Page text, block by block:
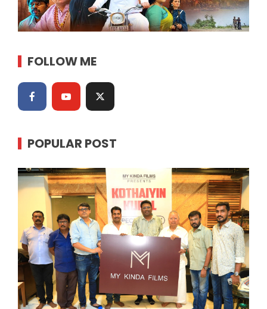
FOLLOW ME
POPULAR POST